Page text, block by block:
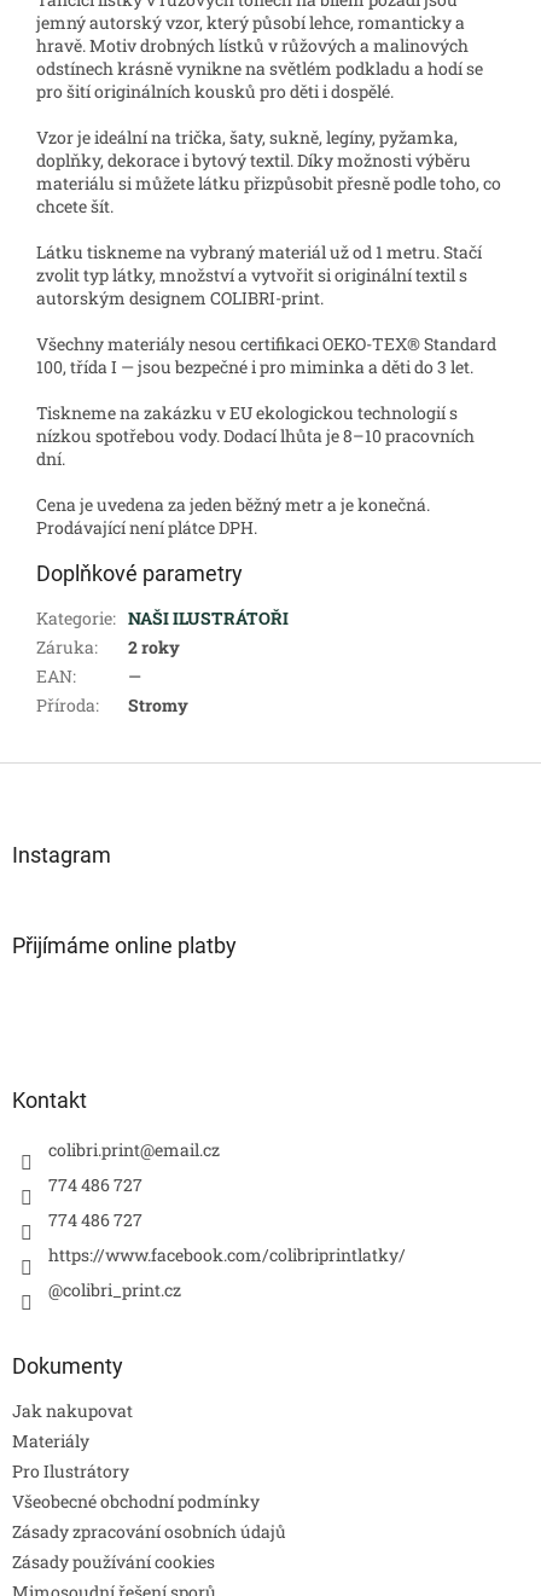
jemný autorský vzor, který působí lehce, romanticky a
hravě. Motiv drobných lístků v růžových a malinových
odstínech krásně vynikne na světlém podkladu a hodí se
pro šití originálních kousků pro děti i dospělé.
Vzor je ideální na trička, šaty, sukně, legíny, pyžamka,
doplňky, dekorace i bytový textil. Díky možnosti výběru
materiálu si můžete látku přizpůsobit přesně podle toho, co
chcete šít.
Látku tiskneme na vybraný materiál už od 1 metru. Stačí
zvolit typ látky, množství a vytvořit si originální textil s
autorským designem COLIBRI-print.
Všechny materiály nesou certifikaci OEKO-TEX® Standard
100, třída I — jsou bezpečné i pro miminka a děti do 3 let.
Tiskneme na zakázku v EU ekologickou technologií s
nízkou spotřebou vody. Dodací lhůta je 8–10 pracovních
dní.
Cena je uvedena za jeden běžný metr a je konečná.
Prodávající není plátce DPH.
Doplňkové parametry
Kategorie: NAŠI ILUSTRÁTOŘI
Záruka:
2 roky
EAN:
—
Příroda: Stromy
Instagram
Přijímáme online platby
Kontakt
colibri.print@email.cz
774 486 727
774 486 727
https://www.facebook.com/colibriprintlatky/
@colibri_print.cz
Dokumenty
Jak nakupovat
Materiály
Pro Ilustrátory
Všeobecné obchodní podmínky
Zásady zpracování osobních údajů
Zásady používání cookies
Mimosoudní řešení sporů